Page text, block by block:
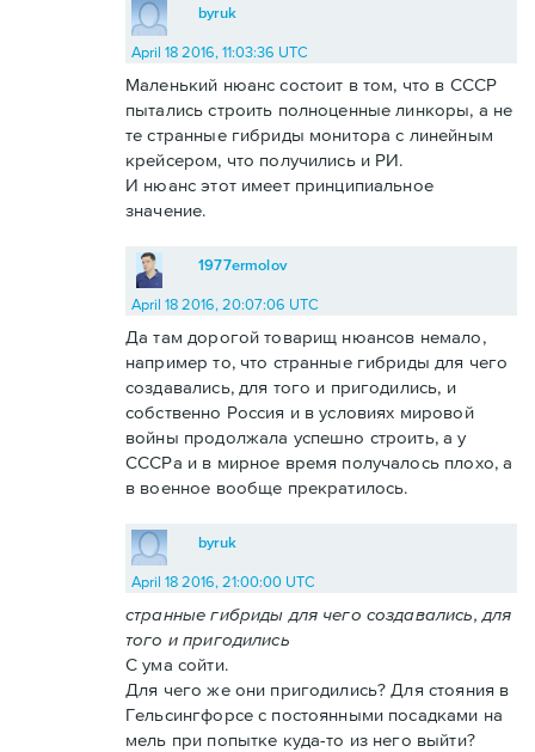
byruk
April 18 2016, 11:03:36 UTC
Маленький нюанс состоит в том, что в СССР
пытались строить полноценные линкоры, а не
те странные гибриды монитора с линейным
крейсером, что получились и РИ.
И нюанс этот имеет принципиальное
значение.
1977ermolov
April 18 2016, 20:07:06 UTC
Да там дорогой товарищ нюансов немало,
например то, что странные гибриды для чего
создавались, для того и пригодились, и
собственно Россия и в условиях мировой
войны продолжала успешно строить, а у
СССРа и в мирное время получалось плохо, а
в военное вообще прекратилось.
byruk
April 18 2016, 21:00:00 UTC
странные гибриды для чего создавались, для
того и пригодились
С ума сойти.
Для чего же они пригодились? Для стояния в
Гельсингфорсе с постоянными посадками на
мель при попытке куда-то из него выйти?